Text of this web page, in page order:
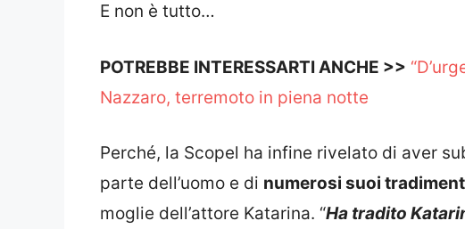
E non è tutto…
POTREBBE INTERESSARTI ANCHE >>
Nazzaro, terremoto in piena notte
Perché, la Scopel ha infine rivelato di aver
parte dell’uomo e di numerosi suoi
moglie dell’attore Katarina. “Ha tradito